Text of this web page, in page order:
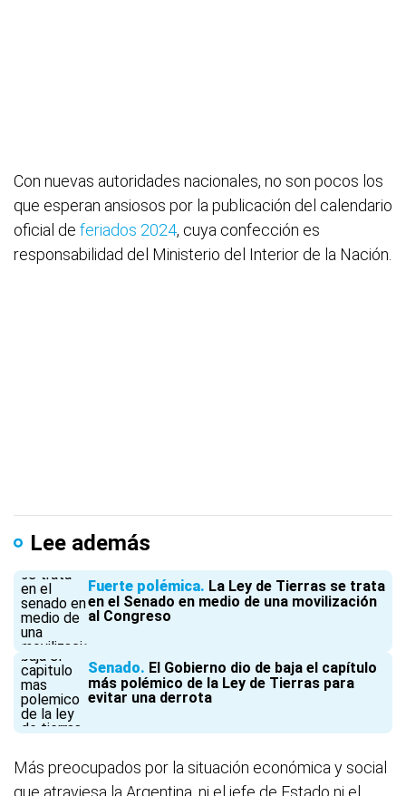
Con nuevas autoridades nacionales, no son pocos los
que esperan ansiosos por la publicación del calendario
oficial de feriados 2024, cuya confección es
responsabilidad del Ministerio del Interior de la Nación.
Lee además
Fuerte polémica La Ley de Tierras se trata
en el Senado en medio de una movilización
al Congreso
Senado El Gobierno dio de baja el capítulo
más polémico de la Ley de Tierras para
evitar una derrota
Más preocupados por la situación económica y social
que atraviesa la Argentina, ni el jefe de Estado ni el